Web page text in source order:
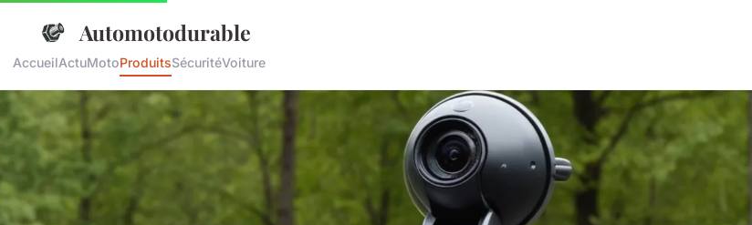
Automotodurable
AccueilActuMotoProduitsSécuritéVoiture